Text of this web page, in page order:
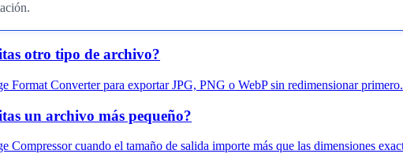
otro tipo de archivo?
Format Converter para exportar JPG, PNG o WebP sin redimensionar primero.
un archivo más pequeño?
Compressor cuando el tamaño de salida importe más que las dimensiones